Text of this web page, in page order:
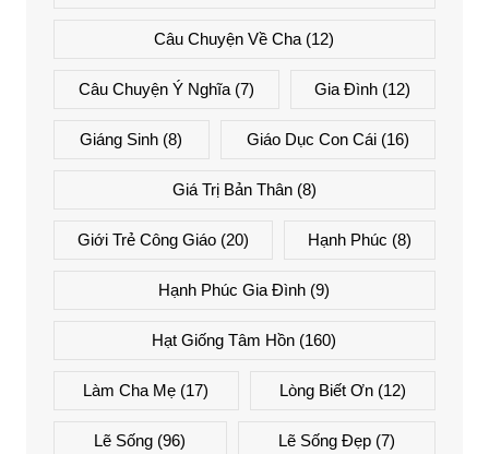
Câu Chuyện Về Cha (12)
Câu Chuyện Ý Nghĩa(7) Gia Đình (12)
Giáng Sinh (8) Giáo Dục Con Cái(16)
Giá Trị Bản Thân(8)
Giới Trẻ Công Giáo(20) Hạnh Phúc (8)
Hạnh Phúc Gia Đình (9)
Hạt Giống Tâm Hồn (160)
Làm Cha Mẹ (17) Lòng Biết Ơn(12)
Lẽ Sống (96) Lẽ Sống Đẹp(7)